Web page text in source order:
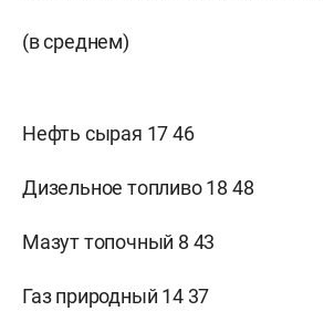
(в среднем)
Нефть сырая 17 46
Дизельное топливо 18 48
Мазут топочный 8 43
Газ природный 14 37